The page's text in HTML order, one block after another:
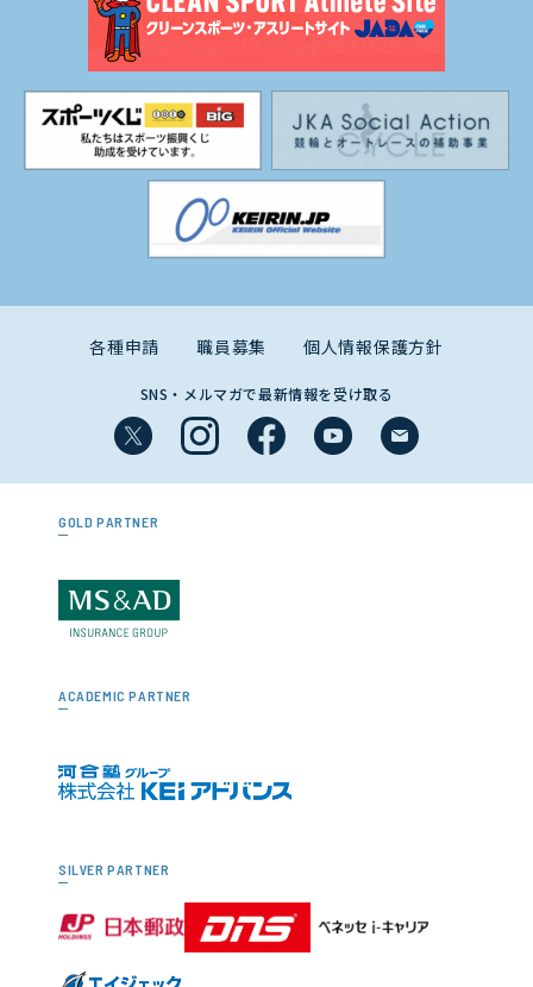
各種申請 職員募集 個人情報保護方針
SNS・メルマガで最新情報を受け取る
GOLD PARTNER
ACADEMIC PARTNER
SILVER PARTNER